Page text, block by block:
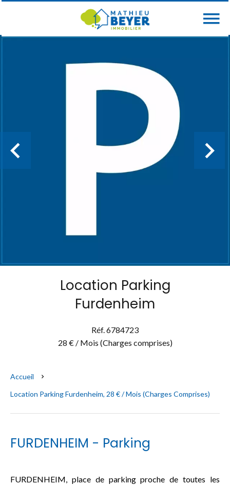
Location Parking
Furdenheim
Réf. 6784723
28 € / Mois (Charges comprises)
Accueil
Location Parking Furdenheim, 28 € / Mois (Charges Comprises)
FURDENHEIM - Parking
FURDENHEIM, place de parking proche de toutes les